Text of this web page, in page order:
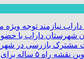
نیازمند توجه ویژه
شهرستان داراب با
مشترک بازرسی در
هویت دارابگرد